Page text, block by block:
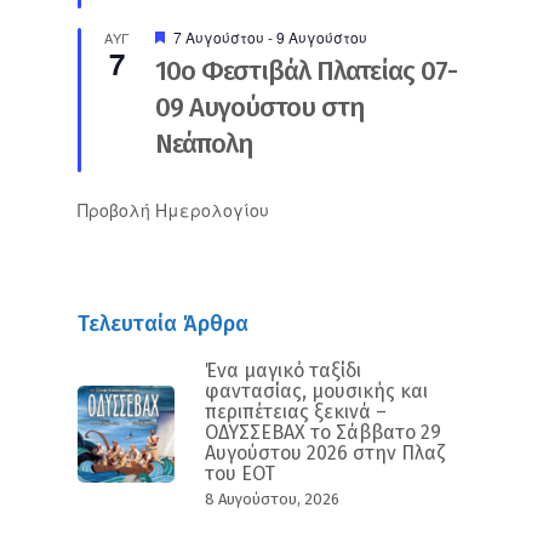
ΑΥΓ
7
Προτεινόμενο
7 Αυγούστου -9 Αυγούστου
10ο Φεστιβάλ Πλατείας 07-
09 Αυγούστου στη
Νεάπολη
Προβολή Ημερολογίου
Τελευταία Άρθρα
Ένα μαγικό ταξίδι
φαντασίας, μουσικής και
περιπέτειας ξεκινά –
ΟΔΥΣΣΕΒΑΧ το Σάββατο 29
Αυγούστου 2026 στην Πλαζ
του ΕΟΤ
8 Αυγούστου, 2026